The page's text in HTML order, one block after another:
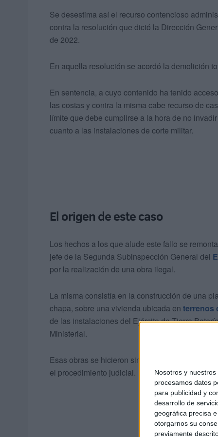
Nosotros y nuestros
procesamos datos
para publicidad y
desarrollo de
geográfica precisa
otorgarnos su
previamente
Se desestima así el recurso contencioso
contra la resolución que dictó la Dirección
de 2022.
En aquella resolución se acordó la demolición
En sentencia, a cuyo contenido ha tenido acceso
las costas y contra la misma cabe recurso de
límite que debe cumplirse a la hora de no
cuanto a las instalaciones de corte militar.
El origen de este caso
Los hechos a los que alude este fallo se
jefe de la Segunda Subinspección General del
por la realización de una obra ilegal.
La misma consistía en la construcción de una
chapa, sobre una vivienda ubicada en terrenos
de las instalaciones del Ejército de Tierra
Ministerial.
Esas obras se hicieron sin autorización de
el procedimiento judicial.